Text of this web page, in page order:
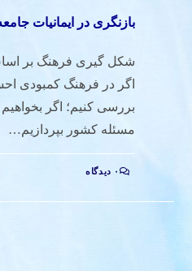
بازنگری در ایمانیات
شکل گیری فرهنگ بر
اگر در فرهنگ کمبودی
بررسی کنیم؛ اگر
مسئله کشور بپردازیم…
۰ دیدگاه